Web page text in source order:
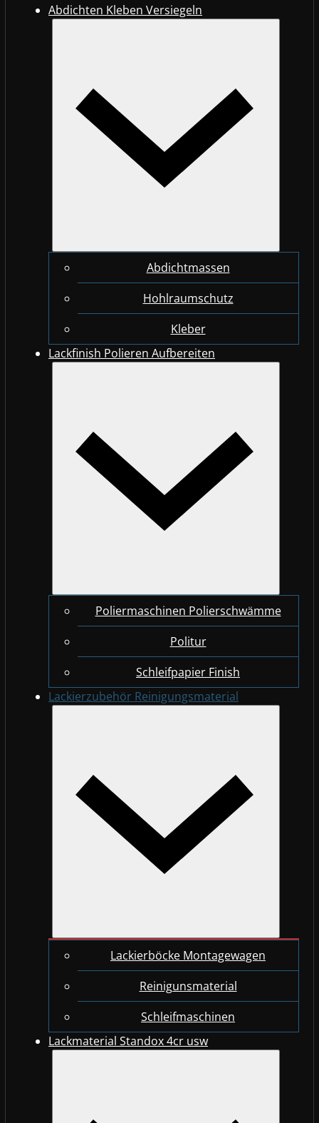
Abdichten Kleben Versiegeln
Abdichtmassen
Hohlraumschutz
Kleber
Lackfinish Polieren Aufbereiten
Poliermaschinen Polierschwämme
Politur
Schleifpapier Finish
Lackierzubehör Reinigungsmaterial
Lackierböcke Montagewagen
Reinigunsmaterial
Schleifmaschinen
Lackmaterial Standox 4cr usw